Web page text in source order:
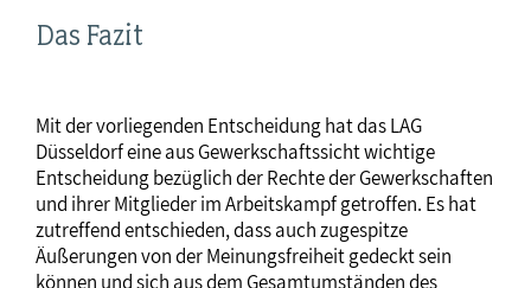
Das Fazit
Mit der vorliegenden Entscheidung hat das LAG
Düsseldorf eine aus Gewerkschaftssicht wichtige
Entscheidung bezüglich der Rechte der Gewerkschaften
und ihrer Mitglieder im Arbeitskampf getroffen. Es hat
zutreffend entschieden, dass auch zugespitze
Äußerungen von der Meinungsfreiheit gedeckt sein
können und sich aus dem Gesamtumständen des